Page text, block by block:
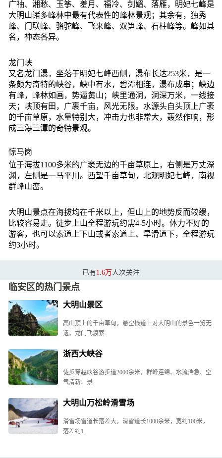
广袖、湘愁、玉筝、羞月、福冷、剑媚、落雁，明妃七峰是
大明山诸多峰林中最有代表性的峰林景观；其余有，独秀
峰、门联峰、骆驼峰、飞来峰、双笋峰、石柱峰等。峰如其
名，神态各异。
龙门峡
又名龙门瀑，坐落于明妃七峰西侧，瀑布长达253米，是一
条颇为奇特的峡谷，峡中有水，碧潭相连，瀑布成串；峡边
有峰，峰林如画，势逼黄山；峡里通洞，洞深万米，一线接
天；峡顶有田，广裹千亩，风光无限。水源头自头顶上广袤
的千亩草原，水量特别大，冲击力也非常大，轰然作响，形
成三瀑三潭的奇特景观。
惊马岗
位于海拔1100多米的广袤无边的千亩草原上，右侧是万丈深
渊，左侧是一马平川。西望千亩草甸，北观明妃七峰，南视
群峰山峦。
大明山景点在海拔均在千米以上，但山上的地势反而较缓，
比较容易走。徒步上山全程游玩约需4-5小时。体力不好的
游客，也可以索道上下山或者索道上、旱滑道下，全程游玩
约3小时。
已有1.6万人次关注
临安区的热门景点
大明山景区
高山顶上的千亩草甸，悬空栈道上对大明山的景色一览无
遗。龙门飞渡索..
浙西大峡谷
徒步穿越峡谷游步道2000余米，群峰连绵、水流湍急、空
气清新、景..
大明山万松岭滑雪场
滑雪场雪道长落差大，滑雪道长1000余米，宽约100米，
落差约1..